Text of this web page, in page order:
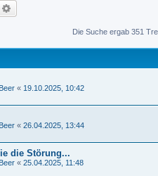
Die Suche ergab 351
« 19.10.2025, 10:42
« 26.04.2025, 13:44
die Störung...
« 25.04.2025, 11:48